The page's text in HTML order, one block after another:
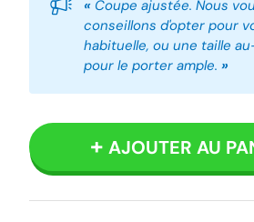
« Coupe ajustée. Nous
conseillons d'opter pour
habituelle, ou une taille
pour le porter ample. »
AJOUTER AU